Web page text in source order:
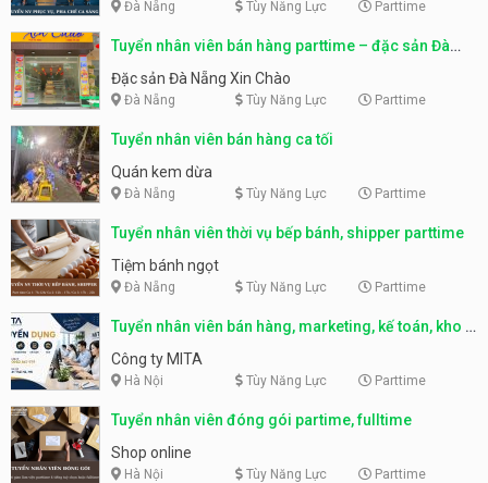
Đà Nẵng Tùy Năng Lực Parttime
Tuyển nhân viên bán hàng parttime – đặc sản Đà
Nẵng
Đặc sản Đà Nẵng Xin Chào
Đà Nẵng Tùy Năng Lực Parttime
Tuyển nhân viên bán hàng ca tối
Quán kem dừa
Đà Nẵng Tùy Năng Lực Parttime
Tuyển nhân viên thời vụ bếp bánh, shipper parttime
Tiệm bánh ngọt
Đà Nẵng Tùy Năng Lực Parttime
Tuyển nhân viên bán hàng, marketing, kế toán, kho –
parttime, fulltime
Công ty MITA
Hà Nội Tùy Năng Lực Parttime
Tuyển nhân viên đóng gói partime, fulltime
Shop online
Hà Nội Tùy Năng Lực Parttime